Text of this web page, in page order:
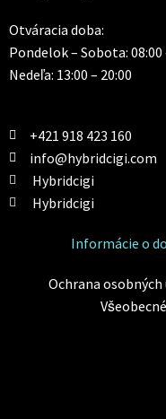
Otváracia doba:
Pondelok – Sobota: 08:00
Nedeľa: 13:00 – 20:00
+421 918 423 160
info@hybridcigi.com
Hybridcigi
Hybridcigi
Informácie o
Ochrana osobných